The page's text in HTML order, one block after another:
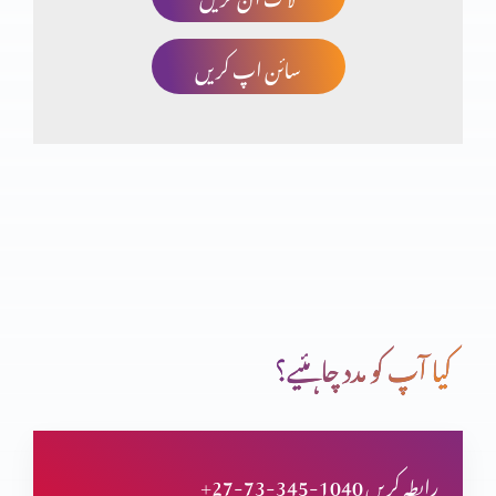
یسوع آسمان سے کیوں آیا
یسوع کو جاننا،اس سے محبت کرنے کے لیے (حصہ 3)
سائن اپ کریں
کیا آپ کو مدد چاہئیے؟
+27-73-345-1040 رابطہ کریں